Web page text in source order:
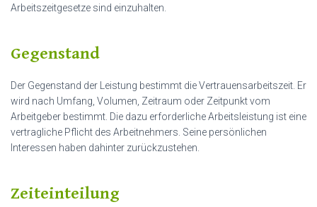
Arbeitszeitgesetze sind einzuhalten.
Gegenstand
Der Gegenstand der Leistung bestimmt die Vertrauensarbeitszeit. Er
wird nach Umfang, Volumen, Zeitraum oder Zeitpunkt vom
Arbeitgeber bestimmt. Die dazu erforderliche Arbeitsleistung ist eine
vertragliche Pflicht des Arbeitnehmers. Seine persönlichen
Interessen haben dahinter zurückzustehen.
Zeiteinteilung